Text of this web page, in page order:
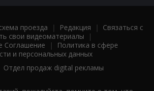
проезда | Редакция | Связаться с
свои видеоматериалы |
Соглашение |
Политика в сфере
и персональных данных
Отдел продаж digital рекламы